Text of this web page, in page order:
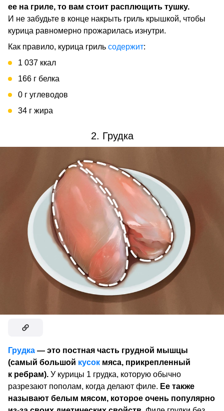
ее на гриле, то вам стоит расплющить тушку.
И не забудьте в конце накрыть гриль крышкой, чтобы
курица равномерно прожарилась изнутри.
Как правило, курица гриль содержит:
1 037 ккал
166 г белка
0 г углеводов
34 г жира
2. Грудка
Грудка — это постная часть грудной мышцы
(самый большой кусок мяса, прикрепленный
к ребрам). У курицы 1 грудка, которую обычно
разрезают пополам, когда делают филе. Ее также
называют белым мясом, которое очень популярно